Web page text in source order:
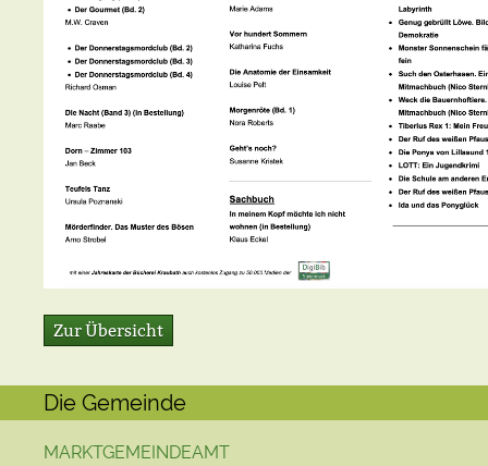
Zur Übersicht
Die Gemeinde
MARKTGEMEINDEAMT